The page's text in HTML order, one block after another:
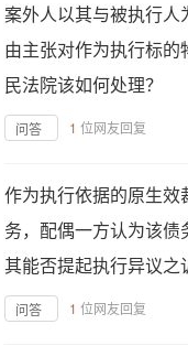
案外人以其与被执行
由主张对作为执行标
民法院该如何处理？
问答 1 位网友回复
作为执行依据的原生
务，配偶一方认为该债
其能否提起执行异议之
问答 1 位网友回复